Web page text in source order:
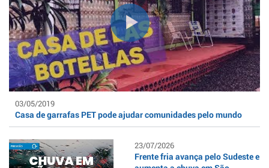
03/05/2019
Casa de garrafas PET pode ajudar comunidades pelo mundo
23/07/2026
Frente fria avança pelo Sudeste e